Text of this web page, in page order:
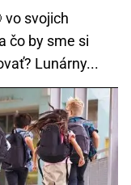
vo svojich
čo by sme si
Lunárny...